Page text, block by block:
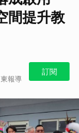
間提升教
報導
訂閱